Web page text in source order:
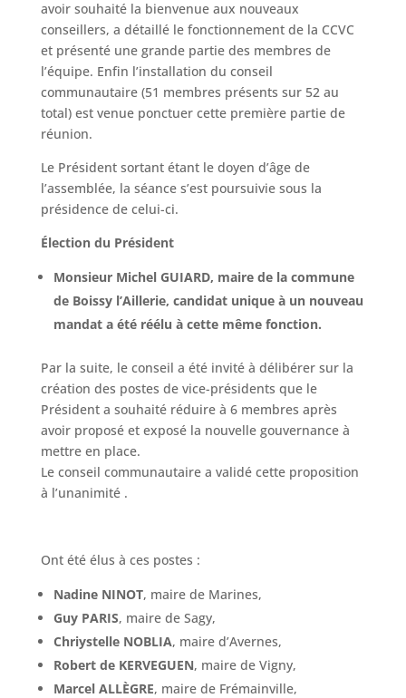
avoir souhaité la bienvenue aux nouveaux
conseillers, a détaillé le fonctionnement de la CCVC
et présenté une grande partie des membres de
l’équipe. Enfin l’installation du conseil
communautaire (51 membres présents sur 52 au
total) est venue ponctuer cette première partie de
réunion.
Le Président sortant étant le doyen d’âge de
l’assemblée, la séance s’est poursuivie sous la
présidence de celui-ci.
Élection du Président
Monsieur Michel GUIARD, maire de la commune
de Boissy l’Aillerie, candidat unique à un nouveau
mandat a été réélu à cette même fonction.
Par la suite, le conseil a été invité à délibérer sur la
création des postes de vice-présidents que le
Président a souhaité réduire à 6 membres après
avoir proposé et exposé la nouvelle gouvernance à
mettre en place.
Le conseil communautaire a validé cette proposition
à l’unanimité .
Ont été élus à ces postes :
Nadine NINOT, maire de Marines,
Guy PARIS, maire de Sagy,
Chriystelle NOBLIA, maire d’Avernes,
Robert de KERVEGUEN, maire de Vigny,
Marcel ALLÈGRE, maire de Frémainville,